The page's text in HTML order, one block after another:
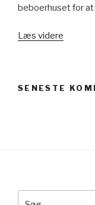
beboerhuset for at
Læs videre
SENESTE